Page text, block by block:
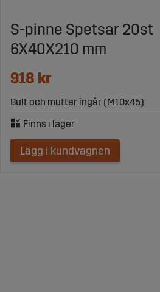
S-pinne Spetsar 20st
6X40X210 mm
918 kr
Bult och mutter ingår (M10x45)
Lägg i kundvagnen